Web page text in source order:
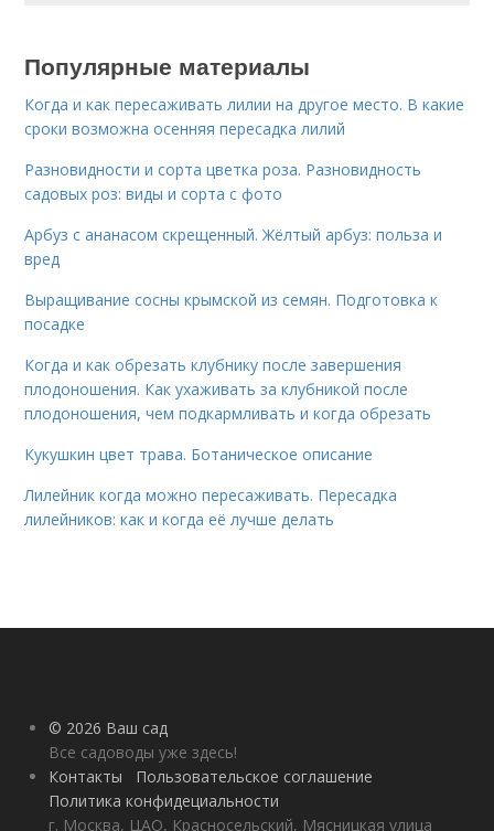
Популярные материалы
Когда и как пересаживать лилии на другое место. В какие
сроки возможна осенняя пересадка лилий
Разновидности и сорта цветка роза. Разновидность
садовых роз: виды и сорта с фото
Арбуз с ананасом скрещенный. Жёлтый арбуз: польза и
вред
Выращивание сосны крымской из семян. Подготовка к
посадке
Когда и как обрезать клубнику после завершения
плодоношения. Как ухаживать за клубникой после
плодоношения, чем подкармливать и когда обрезать
Кукушкин цвет трава. Ботаническое описание
Лилейник когда можно пересаживать. Пересадка
лилейников: как и когда её лучше делать
© 2026 Ваш сад
Все садоводы уже здесь!
Контакты
Пользовательское соглашение
Политика конфидециальности
г. Москва, ЦАО, Красносельский, Мясницкая улица